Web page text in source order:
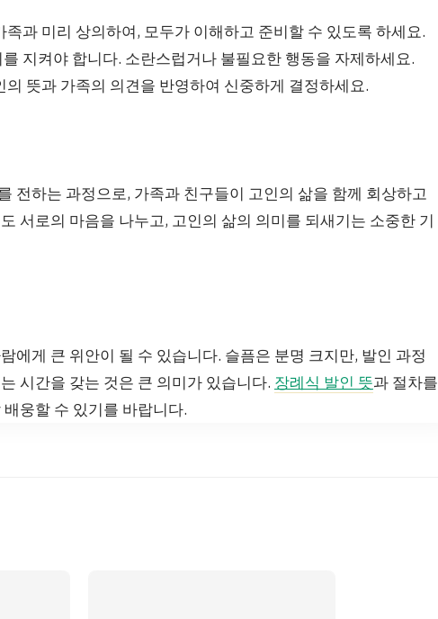
족과 미리 상의하여, 모두가 이해하고 준비할 수 있도록 하세요.
지켜야 합니다. 소란스럽거나 불필요한 행동을 자제하세요.
의 뜻과 가족의 의견을 반영하여 신중하게 결정하세요.
전하는 과정으로, 가족과 친구들이 고인의 삶을 함께 회상하고
서로의 마음을 나누고, 고인의 삶의 의미를 되새기는 소중한 기
에게 큰 위안이 될 수 있습니다. 슬픔은 분명 크지만, 발인 과정
시간을 갖는 것은 큰 의미가 있습니다. 장례식 발인 뜻과 절차를
웅할 수 있기를 바랍니다.